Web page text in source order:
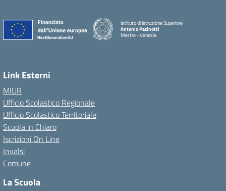
Istituto di Istruzione Superiore
Antonio Pacinotti
Mestre - Venezia
Link Esterni
MIUR
Ufficio Scolastico Regionale
Ufficio Scolastico Territoriale
Scuola in Chiaro
Iscrizioni On Line
Invalsi
Comune
La Scuola